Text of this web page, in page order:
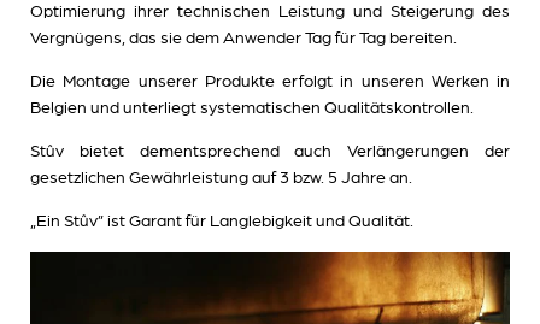
Optimierung ihrer technischen Leistung und Steigerung des
Vergnügens, das sie dem Anwender Tag für Tag bereiten.
Die Montage unserer Produkte erfolgt in unseren Werken in
Belgien und unterliegt systematischen Qualitätskontrollen.
Stûv bietet dementsprechend auch Verlängerungen der
gesetzlichen Gewährleistung auf 3 bzw. 5 Jahre an.
„Ein Stûv” ist Garant für Langlebigkeit und Qualität.